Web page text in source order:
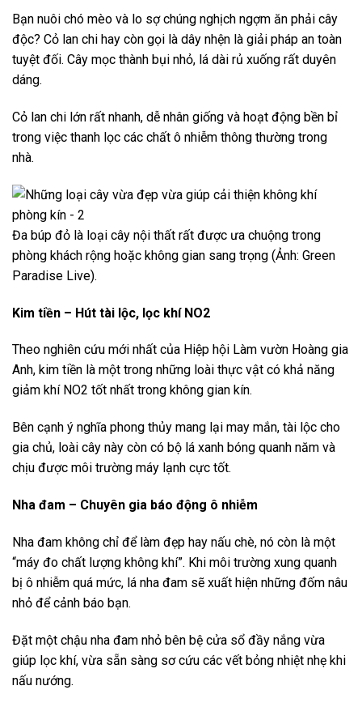
Bạn nuôi chó mèo và lo sợ chúng nghịch ngợm ăn phải cây
độc? Cỏ lan chi hay còn gọi là dây nhện là giải pháp an toàn
tuyệt đối. Cây mọc thành bụi nhỏ, lá dài rủ xuống rất duyên
dáng.
Cỏ lan chi lớn rất nhanh, dễ nhân giống và hoạt động bền bỉ
trong việc thanh lọc các chất ô nhiễm thông thường trong
nhà.
Đa búp đỏ là loại cây nội thất rất được ưa chuộng trong
phòng khách rộng hoặc không gian sang trọng (Ảnh: Green
Paradise Live).
Kim tiền – Hút tài lộc, lọc khí NO2
Theo nghiên cứu mới nhất của Hiệp hội Làm vườn Hoàng gia
Anh, kim tiền là một trong những loài thực vật có khả năng
giảm khí NO2 tốt nhất trong không gian kín.
Bên cạnh ý nghĩa phong thủy mang lại may mắn, tài lộc cho
gia chủ, loài cây này còn có bộ lá xanh bóng quanh năm và
chịu được môi trường máy lạnh cực tốt.
Nha đam – Chuyên gia báo động ô nhiễm
Nha đam không chỉ để làm đẹp hay nấu chè, nó còn là một
“máy đo chất lượng không khí”. Khi môi trường xung quanh
bị ô nhiễm quá mức, lá nha đam sẽ xuất hiện những đốm nâu
nhỏ để cảnh báo bạn.
Đặt một chậu nha đam nhỏ bên bệ cửa sổ đầy nắng vừa
giúp lọc khí, vừa sẵn sàng sơ cứu các vết bỏng nhiệt nhẹ khi
nấu nướng.